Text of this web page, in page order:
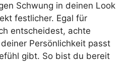
Schwung in deinen Look
festlicher. Egal für
entscheidest, achte
Persönlichkeit passt
gibt. So bist du bereit